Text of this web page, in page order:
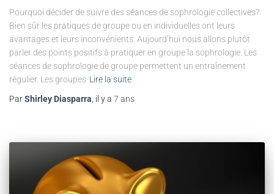
Pourquoi décider de suivre des séances de sophrologie collectives?
Bien sûr les pratiques de groupe ou en individuelles ont leurs
avantages et leurs inconvénients. Aujourd’hui nous allons plutôt
parler des points positifs à pratiquer en groupe la sophrologie. Les
séances de sophrologie de groupe permettent un entraînement
régulier. Les groupes Lire la suite
ParShirley Diasparra, il y a 7 ans